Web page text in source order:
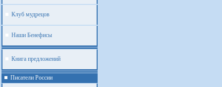
Клуб мудрецов
Наши Бенефисы
Книга предложений
Писатели России